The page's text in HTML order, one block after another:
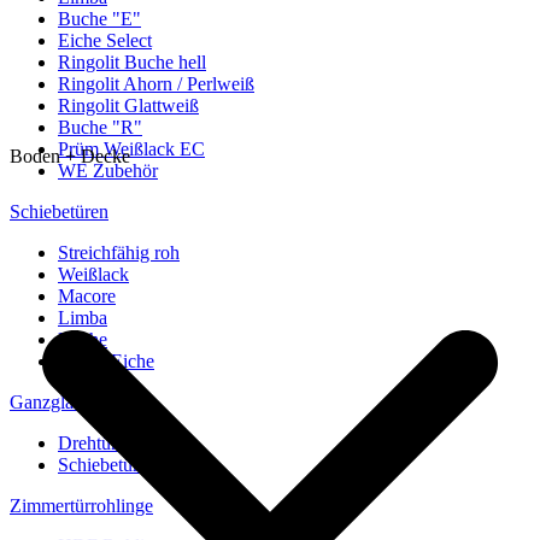
Buche "E"
Eiche Select
Ringolit Buche hell
Ringolit Ahorn / Perlweiß
Ringolit Glattweiß
Buche "R"
Prüm Weißlack EC
WE Zubehör
Schiebetüren
Streichfähig roh
Weißlack
Macore
Limba
Buche
europ. Eiche
Ganzglastüren
Drehtüren
Schiebetüren
Zimmertürrohlinge
Boden + Decke